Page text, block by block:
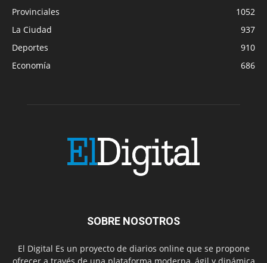
Provinciales
1052
La Ciudad
937
Deportes
910
Economía
686
SOBRE NOSOTROS
El Digital Es un proyecto de diarios online que se propone
ofrecer a través de una plataforma moderna, ágil y dinámica